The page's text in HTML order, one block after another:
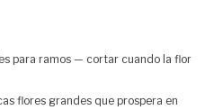
para ramos — cortar cuando la flor
flores grandes que prospera en